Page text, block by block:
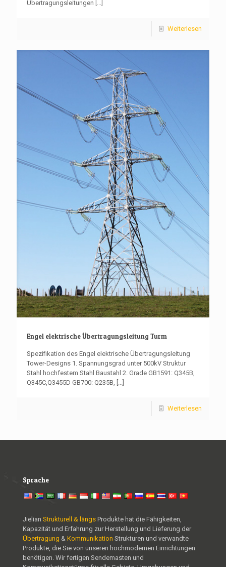
Übertragungsleitungen [...]
Weiterlesen
Engel elektrische Übertragungsleitung Turm
Spezifikation des Engel elektrische Übertragungsleitung
Tower-Designs 1. Spannungsgrad unter 500kV Struktur
Stahl hochfestem Stahl Baustahl 2. Grade GB1591: Q345B,
Q345C,Q3455D GB700: Q235B, [...]
Weiterlesen
Sprache
Jielian Strukturell & längs Produkte hat die Fähigkeiten,
Kapazität und Erfahrung zur Herstellung und Lieferung der
Übertragung & Kommunikation Strukturen und verwandte
Produkte, die Sie von unseren hochmodernen Einrichtungen
benötigen. Wir fertigen Sendemasten und